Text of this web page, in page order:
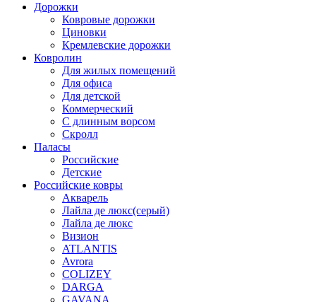
Дорожки
Ковровые дорожки
Циновки
Кремлевские дорожки
Ковролин
Для жилых помещений
Для офиса
Для детской
Коммерческий
С длинным ворсом
Скролл
Паласы
Российские
Детские
Российские ковры
Акварель
Лайла де люкс(серый)
Лайла де люкс
Визион
ATLANTIS
Avrora
COLIZEY
DARGA
GAVANA